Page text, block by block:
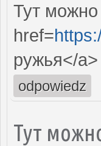
Тут можно
href=
ружья</a>
odpowiedz
Тут